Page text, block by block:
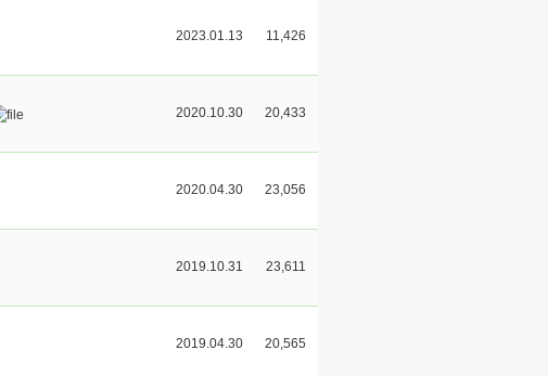
2023.01.13 11,426
2020.10.30 20,433
2020.04.30 23,056
2019.10.31 23,611
2019.04.30 20,565